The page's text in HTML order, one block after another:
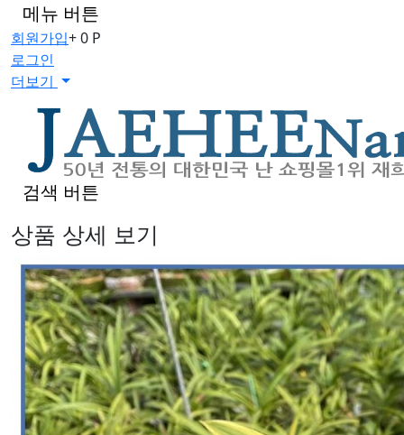
메뉴 버튼
회원가입+ 0 P
로그인
더보기
검색 버튼
상품 상세 보기